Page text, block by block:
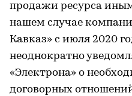
продажи ресурса
нашем случае
Кавказ» с июля 2020
неоднократно
«Электрона» о
договорных